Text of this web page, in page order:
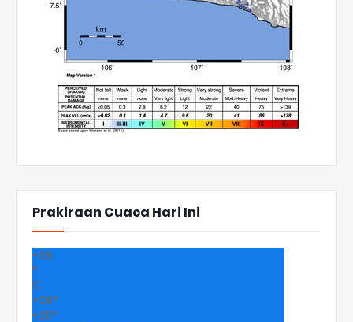
Prakiraan Cuaca Hari Ini
+29
°
C
+29°
+25°